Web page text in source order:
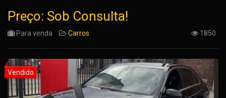
Preço: Sob Consulta!
Para venda Carros 1850